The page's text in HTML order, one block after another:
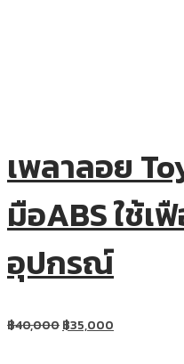
เพลาลอย
มือABS ใช้เ
อุปกรณ์
฿40,000฿35,000